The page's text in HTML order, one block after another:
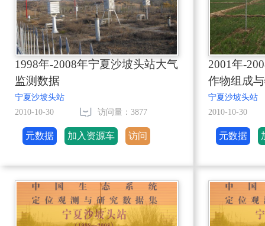
1998年-2008年宁夏沙坡头站大气
监测数据
宁夏沙坡头站
2010-10-30
访问量：3877
元数据 加入资源车 访问
2001年-
作物组成
宁夏沙坡头站
2010-10-30
元数据